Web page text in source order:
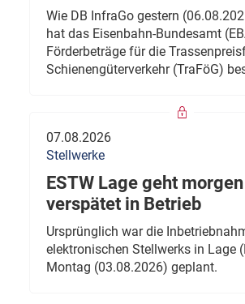
Wie DB InfraGo gestern
hat das Eisenbahn-Bundesamt
Förderbeträge für die
Schienengüterverkehr (TraFöG)
07.08.2026
Stellwerke
ESTW Lage geht morgen
verspätet in Betrieb
Ursprünglich war die
elektronischen Stellwerks in Lage
Montag (03.08.2026) geplant.